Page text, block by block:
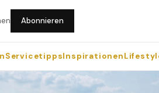
Abonnieren
ServicetippsInspirationen